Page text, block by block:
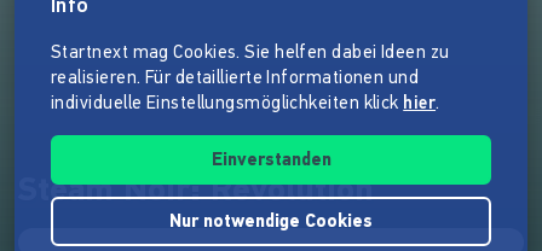
Steam Noir: Revolution
Info
Startnext mag Cookies. Sie helfen dabei Ideen zu
realisieren. Für detaillierte Informationen und
individuelle Einstellungsmöglichkeiten klick hier.
Einverstanden
Nur notwendige Cookies